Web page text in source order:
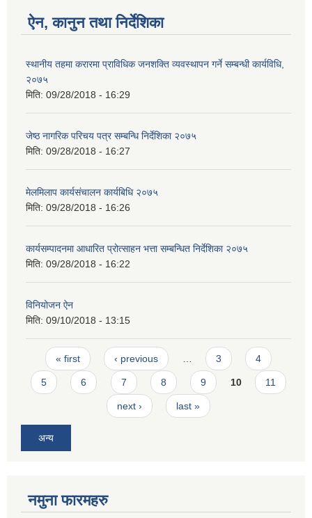
ऐन, कानुन तथा निर्देशिका
स्थानीय तहमा करारमा प्राविधिक जनशक्ति व्यवस्थापन गर्ने सम्बन्धी कार्यविधि,
२०७५
मिति: 09/28/2018 - 16:29
जेष्ठ नागरिक परिचय पत्र सम्बन्धि निर्देशिका २०७५
मिति: 09/28/2018 - 16:27
मेलमिलाप कार्यसंचालन कार्यबिधि २०७५
मिति: 09/28/2018 - 16:26
कार्यसम्पादनमा आधारित प्रोत्साहन भत्ता सम्बन्धित निर्देशिका २०७५
मिति: 09/28/2018 - 16:22
विनियोजन ऐन
मिति: 09/10/2018 - 13:15
Pages
« first ‹ previous 3 4
5 6 7 8 9 10 11
next › last »
अन्य
नमुना फारमहरु